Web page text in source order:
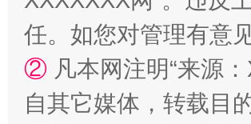
任。如您对管理有意
② 凡本网注明“来源
自其它媒体，转载目